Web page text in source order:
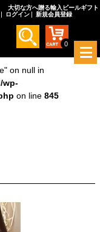
on line 845
on null in
wp-
on line 845
大切な方へ贈る輸入ビールギフト
ログイン 新規会員登録
0
メ
ニ